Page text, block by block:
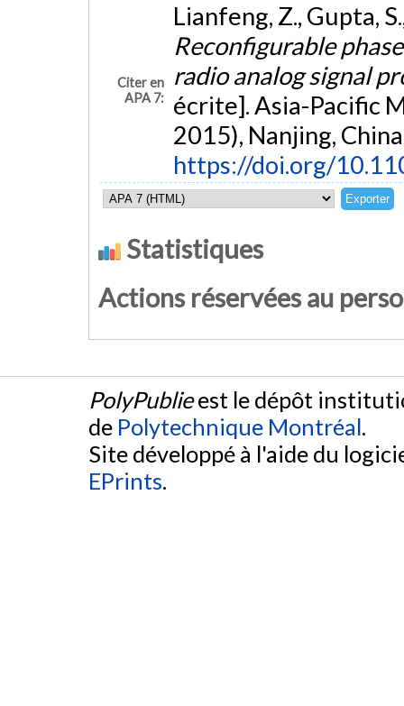
Citer en
APA 7:
Lianfeng, Z., Gupta,
Reconfigurable
radio analog signal
écrite]. Asia-Pacific
2015), Nanjing,
https://doi.org/
Statistiques
Actions réservées au
PolyPublieest le dépôt
de Polytechnique Montréal.
Site développé à l'aide du
EPrints.